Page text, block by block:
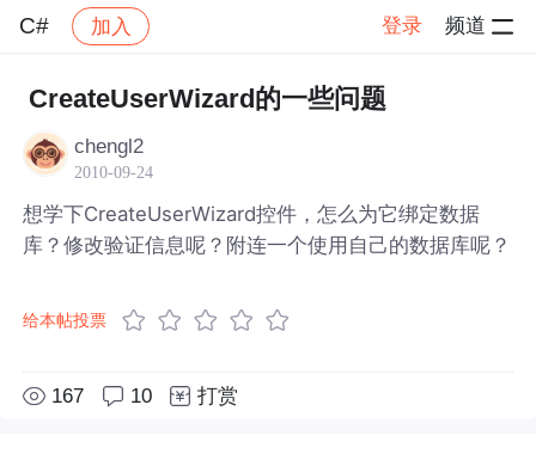
C# 加入 登录 频道
社区 C# 帖子详情
CreateUserWizard的一些问题
chengl2
2010-09-24
想学下CreateUserWizard控件，怎么为它绑定数据
库？修改验证信息呢？附连一个使用自己的数据库呢？
给本帖投票
167 10 打赏